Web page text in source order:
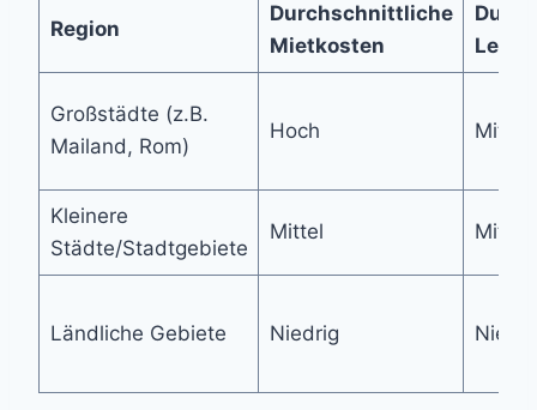
Region
Durchschnittliche
Mietkosten
Großstädte (z.B.
Mailand, Rom)
Hoch Mittel
Kleinere
Städte/Stadtgebiete
Mittel Mittel
Ländliche Gebiete Niedrig